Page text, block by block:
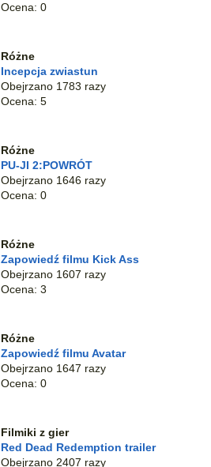
Ocena: 0
Różne
Incepcja zwiastun
Obejrzano 1783 razy
Ocena: 5
Różne
PU-JI 2:POWRÓT
Obejrzano 1646 razy
Ocena: 0
Różne
Zapowiedź filmu Kick Ass
Obejrzano 1607 razy
Ocena: 3
Różne
Zapowiedź filmu Avatar
Obejrzano 1647 razy
Ocena: 0
Filmiki z gier
Red Dead Redemption trailer
Obejrzano 2407 razy